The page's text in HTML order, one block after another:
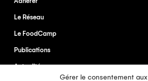
Gérer le consentement aux
Le Réseau
Le FoodCamp
Publications
Actualités